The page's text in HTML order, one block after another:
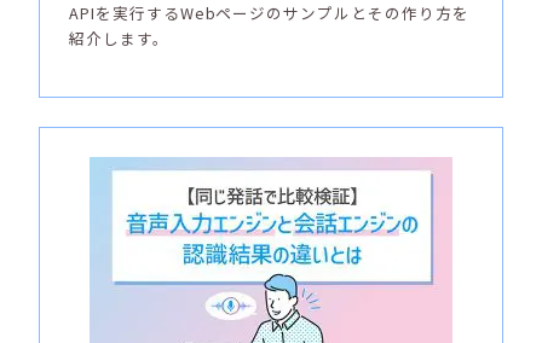
APIを実行するWebページのサンプルとその作り方を
紹介します。